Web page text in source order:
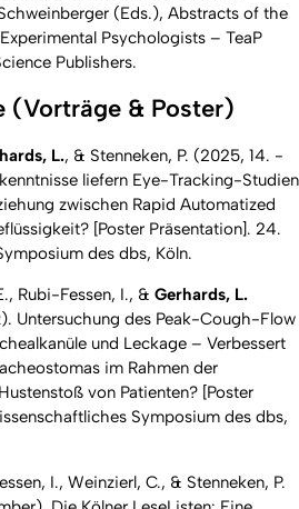
(Eds.), Abstracts of the
Psychologists – TeaP
Publishers.
(Vorträge & Poster)
L., & Stenneken, P. (2025, 14. -
liefern Eye-Tracking-Studien
zwischen Rapid Automatized
[Poster Präsentation]. 24.
des dbs, Köln.
Rubi-Fessen, I., & Gerhards, L.
Untersuchung des Peak-Cough-Flow
und Leckage – Verbessert
im Rahmen der
von Patienten? [Poster
Symposium des dbs,
I., Weinzierl, C., & Stenneken, P.